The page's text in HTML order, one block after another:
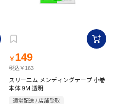
￥ 149
税込￥163
スリーエム メンディングテープ 小巻
本体 9M 透明
通常配送 / 店舗受取